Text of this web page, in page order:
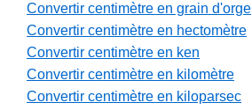
Convertir centimètre en grain d'orge
Convertir centimètre en hectomètre
Convertir centimètre en ken
Convertir centimètre en kilomètre
Convertir centimètre en kiloparsec